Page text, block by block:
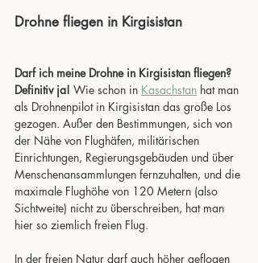
Drohne fliegen in Kirgisistan
Darf ich meine Drohne in Kirgisistan fliegen?
Definitiv ja! Wie schon in Kasachstan hat man
als Drohnenpilot in Kirgisistan das große Los
gezogen. Außer den Bestimmungen, sich von
der Nähe von Flughäfen, militärischen
Einrichtungen, Regierungsgebäuden und über
Menschenansammlungen fernzuhalten, und die
maximale Flughöhe von 120 Metern (also
Sichtweite) nicht zu überschreiben, hat man
hier so ziemlich freien Flug.
In der freien Natur darf auch höher geflogen